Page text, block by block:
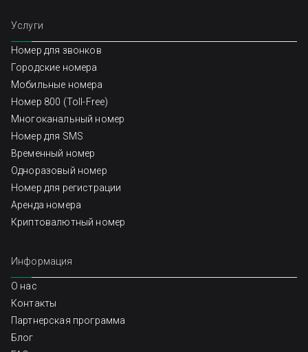
Услуги
Номер для звонков
Городские номера
Мобильные номера
Номер 800 (Toll-Free)
Многоканальный номер
Номер для SMS
Временный номер
Одноразовый номер
Номер для регистрации
Аренда номера
Криптовалютный номер
Информация
О нас
Контакты
Партнерская программа
Блог